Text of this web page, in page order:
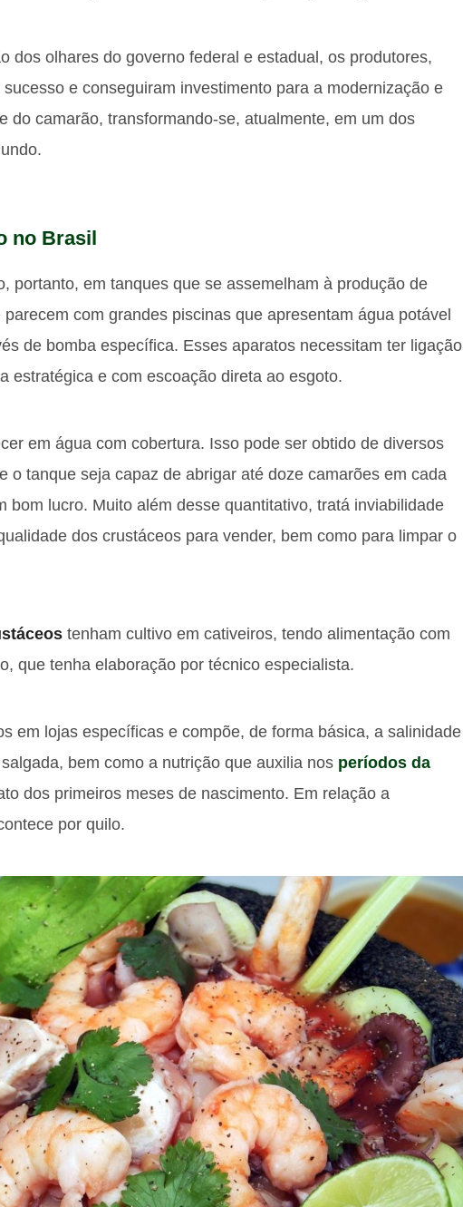
dos olhares do governo federal e estadual, os produtores,
e conseguiram investimento para a modernização e
do camarão, transformando-se, atualmente, em um dos
no Brasil
portanto, em tanques que se assemelham à produção de
com grandes piscinas que apresentam água potável
de bomba específica. Esses aparatos necessitam ter ligação
estratégica e com escoação direta ao esgoto.
em água com cobertura. Isso pode ser obtido de diversos
o tanque seja capaz de abrigar até doze camarões em cada
bom lucro. Muito além desse quantitativo, tratá inviabilidade
dos crustáceos para vender, bem como para limpar o
tenham cultivo em cativeiros, tendo alimentação com
que tenha elaboração por técnico especialista.
em lojas específicas e compõe, de forma básica, a salinidade
bem como a nutrição que auxilia nos períodos da
dos primeiros meses de nascimento. Em relação a
por quilo.